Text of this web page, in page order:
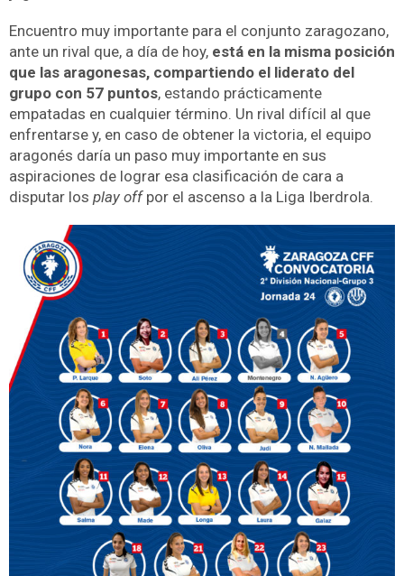
Encuentro muy importante para el conjunto zaragozano,
ante un rival que, a día de hoy, está en la misma posición
que las aragonesas, compartiendo el liderato del
grupo con 57 puntos, estando prácticamente
empatadas en cualquier término. Un rival difícil al que
enfrentarse y, en caso de obtener la victoria, el equipo
aragonés daría un paso muy importante en sus
aspiraciones de lograr esa clasificación de cara a
disputar los play offpor el ascenso a la Liga Iberdrola.